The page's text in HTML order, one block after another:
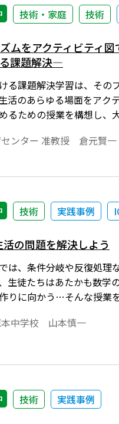
技術・家庭 技術
ムをアクティビティ
課題解決―
る課題解決学習は、その
活のあらゆる場面をアク
るための授業を構想し、
ンター 准教授 倉元賢一
技術 実践事例
の問題を解決しよう
は、条件分岐や反復処
生徒たちはあたかも数学
りに向かう…そんな授
本中学校 山本慎一
技術 実践事例